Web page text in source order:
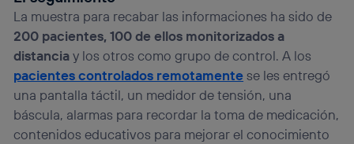
La muestra para recabar las informaciones ha sido de
200 pacientes, 100 de ellos monitorizados a
distanciay los otros como grupo de control. A los
pacientes controlados remotamentese les entregó
una pantalla táctil, un medidor de tensión, una
báscula, alarmas para recordar la toma de medicación,
contenidos educativos para mejorar el conocimiento
Puedes gestionar los consentimientos Utiq seleccionando
“Administrar Utiq” en la parte inferior de esta página web o
visitando el portal de privacidad de Utiq
(“consenthub”)
. Para más información, consulta
la política de privacidad de Utiq.